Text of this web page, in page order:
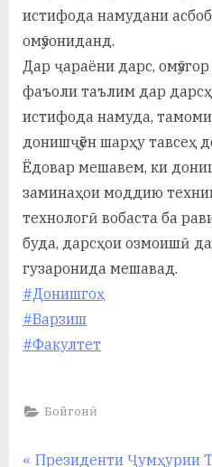
истифода намудани
омӯзониданд.
Дар ҷараёни дарс,
фаъоли таълим дар
истифода намуда,
донишҷӯён шарҳу тавсеҳ
Ёдовар мешавем, ки
заминаҳои моддию
технологӣ вобаста ба
буда, дарсҳои озмоишӣ
гузаронида мешавад.
#Донишгоҳ
#Варзиш
#Факултет
Бойгонӣ
P
Президенти Ҷумҳурии